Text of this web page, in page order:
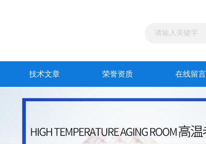
技术文章 荣誉资质 在线留言